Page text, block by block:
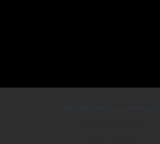
INFORMATIVA SULLA PRIVACY